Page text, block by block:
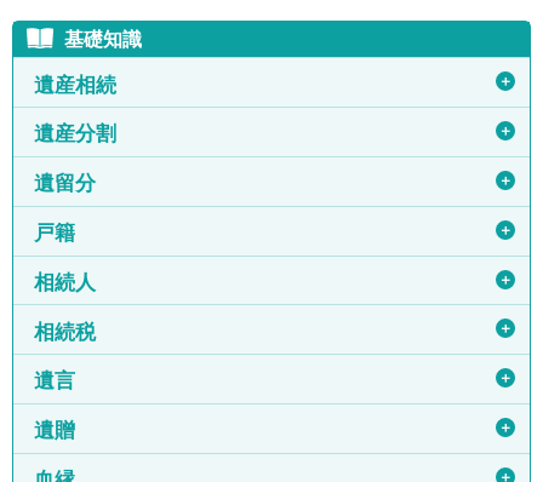
基礎知識
遺産相続 ＋
遺産分割 ＋
遺留分 ＋
戸籍 ＋
相続人 ＋
相続税 ＋
遺言 ＋
遺贈 ＋
＋